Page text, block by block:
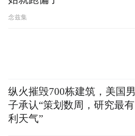
念兹集
纵火摧毁700栋建筑，美国男
子承认“策划数周，研究最有
利天气”